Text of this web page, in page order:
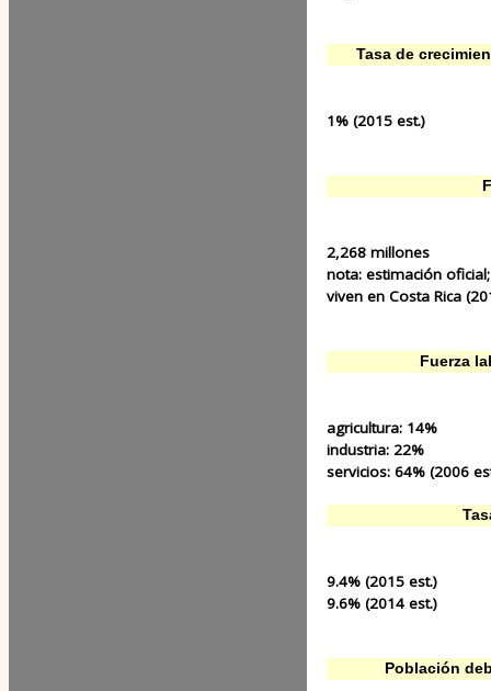
Tasa de
1% (2015 est.)
2,268 millones
nota: estimación
viven en Costa Rica
Fuerza
agricultura: 14%
industria: 22%
servicios: 64% (2006
9.4% (2015 est.)
9.6% (2014 est.)
Población